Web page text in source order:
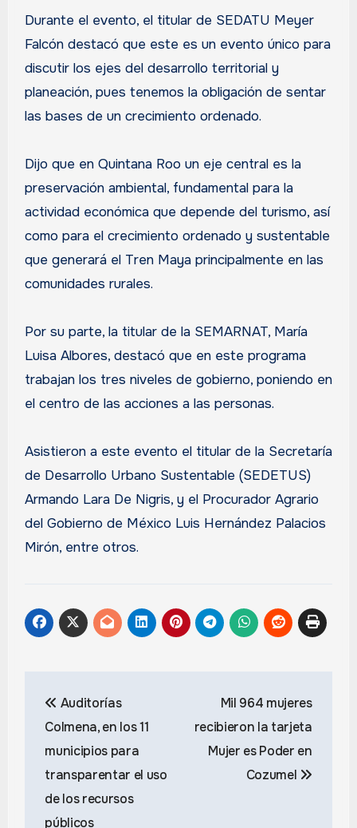
Durante el evento, el titular de SEDATU Meyer
Falcón destacó que este es un evento único para
discutir los ejes del desarrollo territorial y
planeación, pues tenemos la obligación de sentar
las bases de un crecimiento ordenado.
Dijo que en Quintana Roo un eje central es la
preservación ambiental, fundamental para la
actividad económica que depende del turismo, así
como para el crecimiento ordenado y sustentable
que generará el Tren Maya principalmente en las
comunidades rurales.
Por su parte, la titular de la SEMARNAT, María
Luisa Albores, destacó que en este programa
trabajan los tres niveles de gobierno, poniendo en
el centro de las acciones a las personas.
Asistieron a este evento el titular de la Secretaría
de Desarrollo Urbano Sustentable (SEDETUS)
Armando Lara De Nigris, y el Procurador Agrario
del Gobierno de México Luis Hernández Palacios
Mirón, entre otros.
de
entradas
Auditorías
Colmena, en los 11
municipios para
transparentar el uso
de los recursos
públicos
Mil 964 mujeres
recibieron la tarjeta
Mujer es Poder en
Cozumel